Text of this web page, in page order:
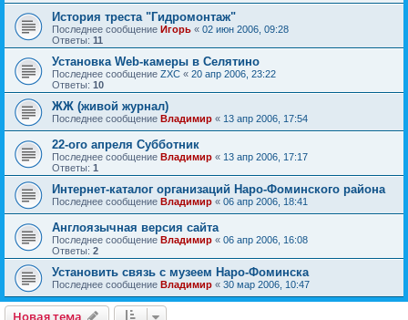
История треста "Гидромонтаж"
Последнее сообщение Игорь « 02 июн 2006, 09:28
Ответы: 11
Установка Web-камеры в Селятино
Последнее сообщение ZXC « 20 апр 2006, 23:22
Ответы: 10
ЖЖ (живой журнал)
Последнее сообщение Владимир « 13 апр 2006, 17:54
22-ого апреля Субботник
Последнее сообщение Владимир « 13 апр 2006, 17:17
Ответы: 1
Интернет-каталог организаций Наро-Фоминского района
Последнее сообщение Владимир « 06 апр 2006, 18:41
Англоязычная версия сайта
Последнее сообщение Владимир « 06 апр 2006, 16:08
Ответы: 2
Установить связь с музеем Наро-Фоминска
Последнее сообщение Владимир « 30 мар 2006, 10:47
Новая тема